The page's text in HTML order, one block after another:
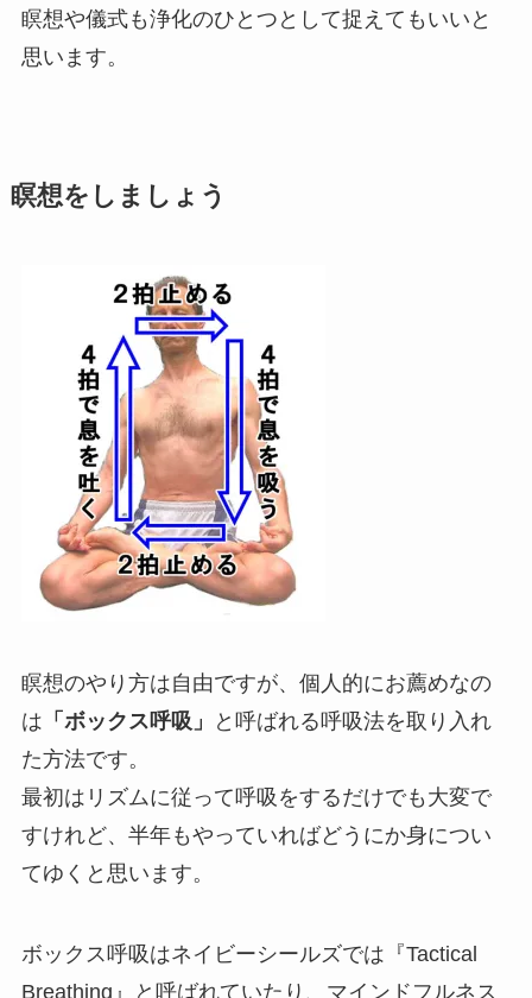
瞑想や儀式も浄化のひとつとして捉えてもいいと
思います。
瞑想をしましょう
瞑想のやり方は自由ですが、個人的にお薦めなの
は 「ボックス呼吸」
と呼ばれる呼吸法を取り入れ
た方法です。
最初はリズムに従って呼吸をするだけでも大変で
すけれど、半年もやっていればどうにか身につい
てゆくと思います。
ボックス呼吸はネイビーシールズでは『Tactical
Breathing』と呼ばれていたり、マインドフルネス